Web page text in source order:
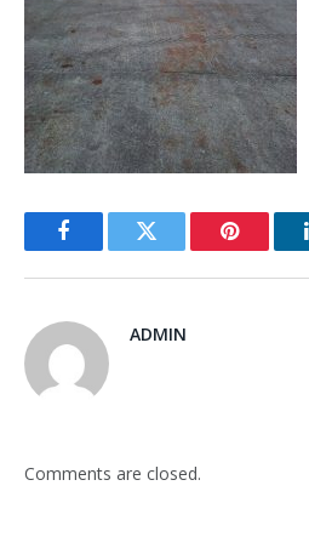
FacebookTwitter Pinterest
ADMIN
Comments are closed.